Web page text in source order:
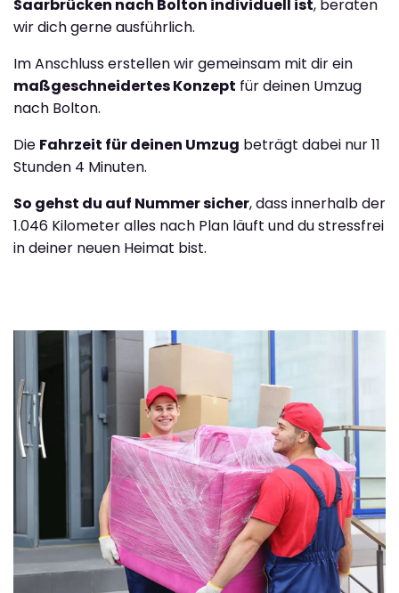
Saarbrücken nach Bolton individuell ist, beraten
wir dich gerne ausführlich.
Im Anschluss erstellen wir gemeinsam mit dir ein
maßgeschneidertes Konzept für deinen Umzug
nach Bolton.
Die Fahrzeit für deinen Umzug beträgt dabei nur 11
Stunden 4 Minuten.
So gehst du auf Nummer sicher, dass innerhalb der
1.046 Kilometer alles nach Plan läuft und du stressfrei
in deiner neuen Heimat bist.